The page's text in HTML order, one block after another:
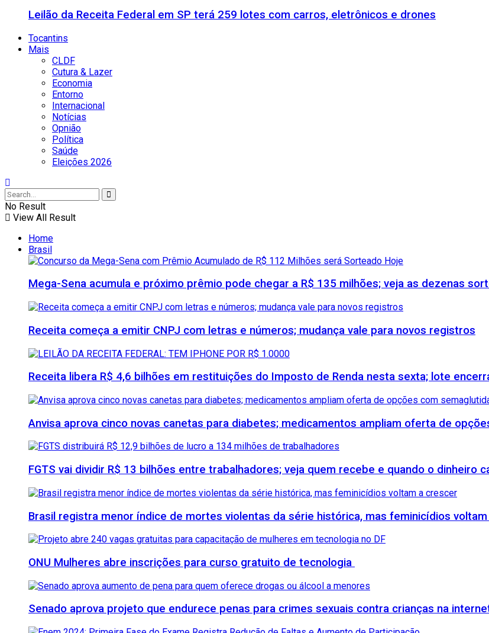
Leilão da Receita Federal em SP terá 259 lotes com carros, eletrônicos e drones
Tocantins
Mais
CLDF
Cutura & Lazer
Economia
Entorno
Internacional
Notícias
Opnião
Política
Saúde
Eleições 2026
No Result
View All Result
Home
Brasil
Mega-Sena acumula e próximo prêmio pode chegar a R$ 135 milhões; veja as dezenas
Receita começa a emitir CNPJ com letras e números; mudança vale para novos registros
Receita libera R$ 4,6 bilhões em restituições do Imposto de Renda nesta sexta; lote
Anvisa aprova cinco novas canetas para diabetes; medicamentos ampliam oferta de
FGTS vai dividir R$ 13 bilhões entre trabalhadores; veja quem recebe e quando o dinheiro
Brasil registra menor índice de mortes violentas da série histórica, mas feminicídios
ONU Mulheres abre inscrições para curso gratuito de tecnologia
Senado aprova projeto que endurece penas para crimes sexuais contra crianças na